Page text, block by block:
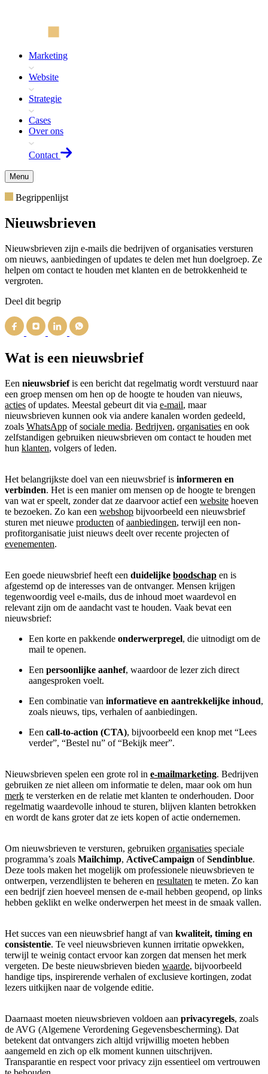
Marketing
Website
Strategie
Cases
Over ons
Contact
Menu
Begrippenlijst
Nieuwsbrieven
Nieuwsbrieven zijn e-mails die bedrijven of organisaties versturen
om nieuws, aanbiedingen of updates te delen met hun doelgroep. Ze
helpen om contact te houden met klanten en de betrokkenheid te
vergroten.
Deel dit begrip
Wat is een nieuwsbrief
Een nieuwsbriefis een bericht dat regelmatig wordt verstuurd naar
een groep mensen om hen op de hoogte te houden van nieuws,
acties of updates. Meestal gebeurt dit via e-mail, maar
nieuwsbrieven kunnen ook via andere kanalen worden gedeeld,
zoals WhatsApp ofsociale media. Bedrijven, organisaties en ook
zelfstandigen gebruiken nieuwsbrieven om contact te houden met
hun klanten, volgers of leden.
Het belangrijkste doel van een nieuwsbrief is informeren en
verbinden. Het is een manier om mensen op de hoogte te brengen
van wat er speelt, zonder dat ze daarvoor actief een website hoeven
te bezoeken. Zo kan een webshop bijvoorbeeld een nieuwsbrief
sturen met nieuwe producten ofaanbiedingen, terwijl een non-
profitorganisatie juist nieuws deelt over recente projecten of
evenementen.
Een goede nieuwsbrief heeft een duidelijke boodschap en is
afgestemd op de interesses van de ontvanger. Mensen krijgen
tegenwoordig veel e-mails, dus de inhoud moet waardevol en
relevant zijn om de aandacht vast te houden. Vaak bevat een
nieuwsbrief:
Een korte en pakkende onderwerpregel, die uitnodigt om de
mail te openen.
Een persoonlijke aanhef, waardoor de lezer zich direct
aangesproken voelt.
Een combinatie van informatieve en aantrekkelijke inhoud,
zoals nieuws, tips, verhalen of aanbiedingen.
Een call-to-action (CTA), bijvoorbeeld een knop met “Lees
verder”, “Bestel nu” of “Bekijk meer”.
Nieuwsbrieven spelen een grote rol in e-mailmarketing. Bedrijven
gebruiken ze niet alleen om informatie te delen, maar ook om hun
merk te versterken en de relatie met klanten te onderhouden. Door
regelmatig waardevolle inhoud te sturen, blijven klanten betrokken
en wordt de kans groter dat ze iets kopen of actie ondernemen.
Om nieuwsbrieven te versturen, gebruiken organisaties speciale
programma’s zoals Mailchimp, ActiveCampaign ofSendinblue.
Deze tools maken het mogelijk om professionele nieuwsbrieven te
ontwerpen, verzendlijsten te beheren en resultaten te meten. Zo kan
een bedrijf zien hoeveel mensen de e-mail hebben geopend, op links
hebben geklikt en welke onderwerpen het meest in de smaak vallen.
Het succes van een nieuwsbrief hangt af van kwaliteit, timing en
consistentie. Te veel nieuwsbrieven kunnen irritatie opwekken,
terwijl te weinig contact ervoor kan zorgen dat mensen het merk
vergeten. De beste nieuwsbrieven bieden waarde, bijvoorbeeld
handige tips, inspirerende verhalen of exclusieve kortingen, zodat
lezers uitkijken naar de volgende editie.
Daarnaast moeten nieuwsbrieven voldoen aan privacyregels, zoals
de AVG (Algemene Verordening Gegevensbescherming). Dat
betekent dat ontvangers zich altijd vrijwillig moeten hebben
aangemeld en zich op elk moment kunnen uitschrijven.
Transparantie en respect voor privacy zijn essentieel om vertrouwen